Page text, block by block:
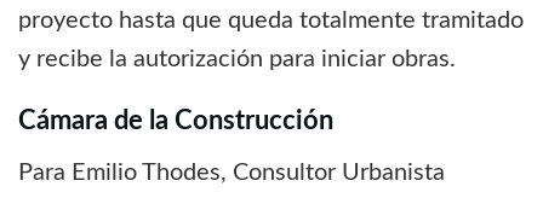
proyecto hasta que queda totalmente tramitado
y recibe la autorización para iniciar obras.
Cámara de la Construcción
Para Emilio Thodes, Consultor Urbanista